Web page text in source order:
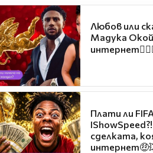
Любов или
Мадука
Плати ли
сделката,